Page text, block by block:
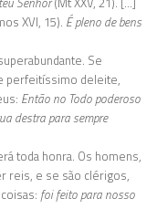
XVI, 15). É pleno de bens
Se
perfeitíssimo deleite,
Então no Todo poderoso
destra para sempre
toda honra. Os homens,
reis, e se são clérigos,
foi feito para nosso